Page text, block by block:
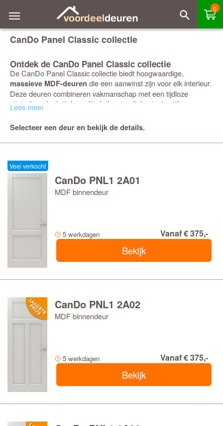
0
CanDo Panel Classic collectie
Ontdek de CanDo Panel Classic collectie
De CanDo Panel Classic collectie biedt hoogwaardige,
massieve MDF-deuren die een aanwinst zijn voor elk interieur.
Deze deuren combineren vakmanschap met een tijdloze
uitstraling, dankzij de verfijnde facetprofielen in de stijlen en een
subtiele verjonging met afronding rondom de panelen.
Flexibele glasopties
Bestel je een deur met een glasopening, dan leveren we deze
facetprofiel. Het glas wordt voor optimale bescherming los
meegeleverd, maar je kunt er ook voor kiezen om het tegen een
meerprijs direct in de fabriek te laten monteren door CanDo.
grondverf
jouw keuze. Met hetFSC-keurmerk
ben je verzekerd van
duurzaam bosbeheer. Bovendien profiteer je van 10 jaar
garantie en een snelle levertijd van slechts 5 werkdagen.
Selecteer een CanDo Panel Classic binnendeur en
bekijk de details en het volledige glas assortiment.
Lees meer
Selecteer een deur en bekijk de details.
Veel verkocht
CanDo PNL1 2A01
MDF binnendeur
5 werkdagen Vanaf € 375,-
Bekijk
CanDo PNL1 2A02
MDF binnendeur
5 werkdagen Vanaf € 375,-
Bekijk